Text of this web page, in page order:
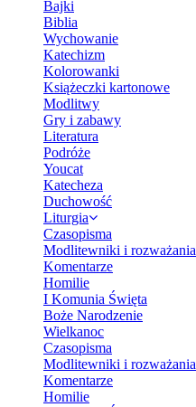
Bajki
Biblia
Wychowanie
Katechizm
Kolorowanki
Książeczki kartonowe
Modlitwy
Gry i zabawy
Literatura
Podróże
Youcat
Katecheza
Duchowość
Liturgia
Czasopisma
Modlitewniki i rozważania
Komentarze
Homilie
I Komunia Święta
Boże Narodzenie
Wielkanoc
Czasopisma
Modlitewniki i rozważania
Komentarze
Homilie